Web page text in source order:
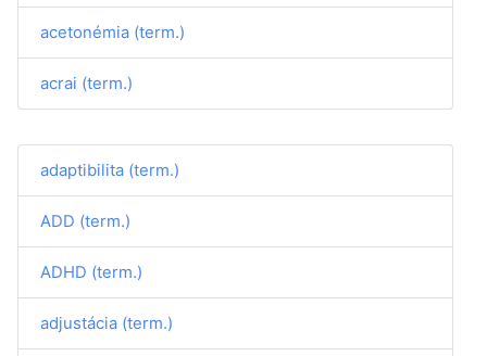
acetonémia (term.)
acrai (term.)
adaptibilita (term.)
ADD (term.)
ADHD (term.)
adjustácia (term.)